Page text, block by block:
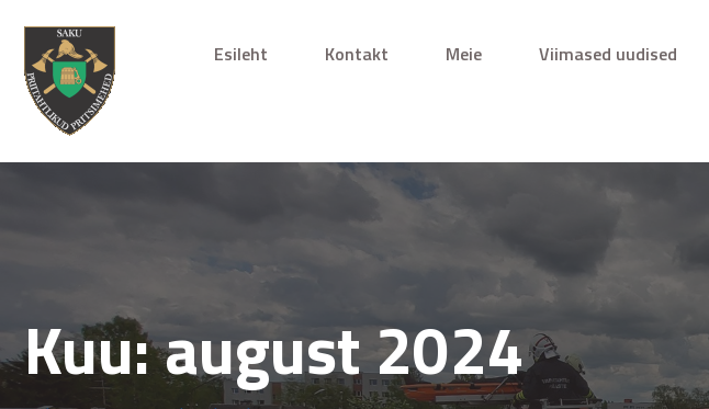
Esileht Kontakt Meie Viimased uudised
Kuu:august 2024